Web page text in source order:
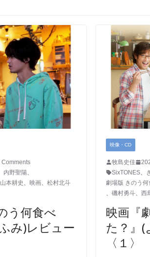
Comments
内野聖陽
山本耕史 映画
松村北斗
う何食べ
み)レビュー
映像・CD
牧島史佳
SixTONES、
劇場版 きのう何
磯村勇斗、 西
映画『
た？』(
〈１〉